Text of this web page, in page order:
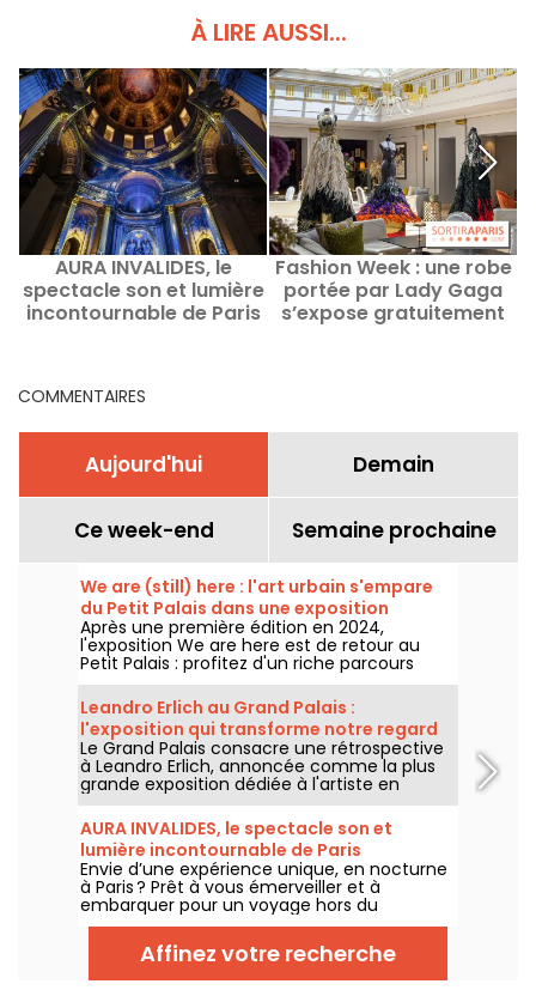
À LIRE AUSSI...
AURA INVALIDES, le
spectacle son et lumière
incontournable de Paris
Fashion Week : une robe
portée par Lady Gaga
s’expose gratuitement
COMMENTAIRES
Aujourd'hui Demain
Ce week-end Semaine prochaine
We are (still) here : l'art urbain s'empare
du Petit Palais dans une exposition
gratuite cet été
Après une première édition en 2024,
l'exposition We are here est de retour au
Petit Palais : profitez d'un riche parcours
d'art urbain en plein cœur du musée des
Beaux-Arts. L'exposition est visible
gratuitement du 20 juin au 20 septembre
2026.
Leandro Erlich au Grand Palais :
l'exposition qui transforme notre regard
sur le réel - nos photos
Le Grand Palais consacre une rétrospective
à Leandro Erlich, annoncée comme la plus
grande exposition dédiée à l'artiste en
Europe ! Rendez-vous du 2 juin au 6
septembre 2026 pour découvrir l'univers
singulier de Leandro Erlich, connu pour ses
installations qui brouillent nos repères et
notre perception dans l'espace public.
AURA INVALIDES, le spectacle son et
lumière incontournable de Paris
Envie d’une expérience unique, en nocturne
à Paris ? Prêt à vous émerveiller et à
embarquer pour un voyage hors du
temps dans un lieu mythique du patrimoine
? Courrez découvrir AURA INVALIDES, un
spectacle son et lumière, pour découvrir
l’iconique Dôme des Invalides, à la tombée
Affinez votre recherche